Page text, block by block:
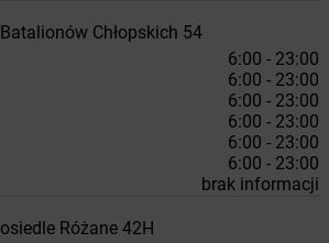
Batalionów Chłopskich 54
6:00 - 23:00
6:00 - 23:00
6:00 - 23:00
6:00 - 23:00
6:00 - 23:00
6:00 - 23:00
brak informacji
osiedle Różane 42H